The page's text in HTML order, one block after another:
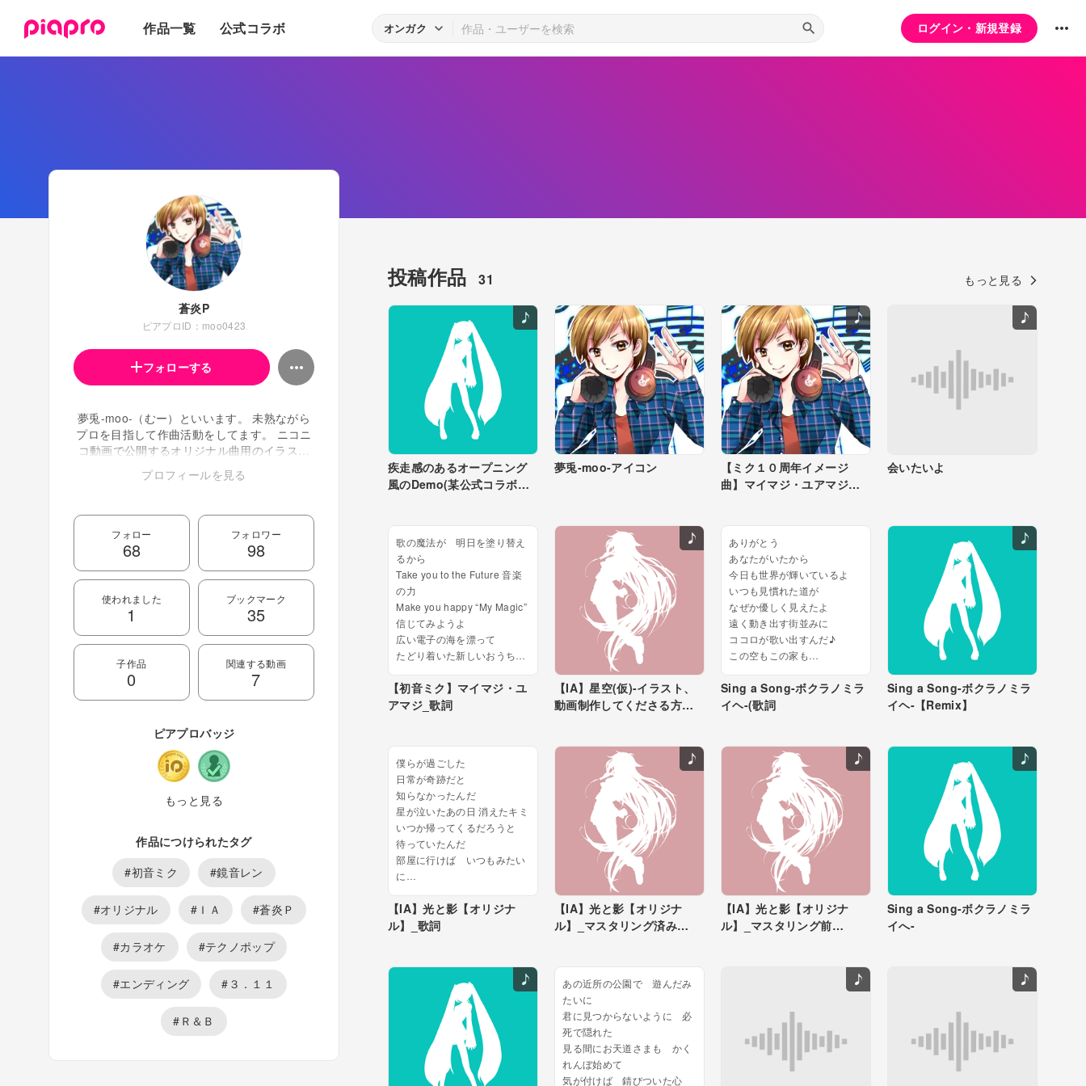
作品一覧
3Dモデル
公式コラボ オンガク ログイン・新規登録
蒼炎P
ピアプロID：moo0423
フォローする
夢兎-moo-（むー）といいます。 未熟ながら
プロを目指して作曲活動をしてます。 ニコニ
コ動画で公開するオリジナル曲用のイラスト
を探してたりするのでよろしくお願いしま
す！ 共に活動をしてくれる絵師さん、動画師
というP名をいただきました！ありがとうござ
います！ ボカロ曲を中心に頑張っていくので
よろしくです( ＾ω＾) 作曲依頼は基本的に有
償のみとさせていただいております。ご相談
はお気軽にどうぞ！ ご連絡はメッセージ、
Twitter、またはメールにてどうぞ。 メール；
moosician0423☆gmail.com(星を＠にかえて
ください） マイリスト：
http://www.nicovideo.jp/mylist/14675792
Twitter:http://twitter.com/dtm_moosician な
お、音楽について簡単なことなら多少教えら
れます。 ちゃんとしたやり取りをされる方は
spider0423です。 一言ピアプロからとお書き
添えの上、用件をよろしくお願いいたしま
す。
プロフィールを見る
フォロー
68
フォロワー
98
使われました
1
ブックマーク
35
子作品
0
関連する動画
7
ピアプロバッジ
もっと見る
作品につけられたタグ
#初音ミク
#鏡音レン
#オリジナル #ＩＡ #蒼炎Ｐ
#カラオケ #テクノポップ
#エンディング #３．１１
#Ｒ＆Ｂ
投稿作品 31 もっと見る
疾走感のあるオープニング
風のDemo(某公式コラボの
夢兎-moo-アイコン
【ミク１０周年イメージ
曲】マイマジ・ユアマジ
会いたいよ
歌の魔法が 明日を塗り替え
るから
Take you to the Future 音楽
の力
Make you happy “My Magic”
信じてみようよ
広い電子の海を漂って
たどり着いた新しいおうち
ジオ）
いつか あっという間に時間
【初音ミク】マイマジ・ユ
アマジ_歌詞
【IA】星空(仮)-イラスト、
動画制作してくださる方ゆ
ありがとう
あなたがいたから
今日も世界が輝いているよ
いつも見慣れた道が
なぜか優しく見えたよ
遠く動き出す街並みに
ココロが歌い出すんだ♪
この空もこの家も
みんなの支えで...
Sing a Song-ボクラノミラ
イヘ-(歌詞
Sing a Song-ボクラノミラ
イヘ-【Remix】
僕らが過ごした
日常が奇跡だと
知らなかったんだ
星が泣いたあの日 消えたキミ
いつか帰ってくるだろうと
待っていたんだ
部屋に行けば いつもみたい
に
キミがいるような
逢いたいよ...
【IA】光と影【オリジナ
ル】_歌詞
【IA】光と影【オリジナ
ル】_マスタリング済み
【IA】光と影【オリジナ
ル】_マスタリング前
Sing a Song-ボクラノミラ
イへ-
あの近所の公園で 遊んだみ
たいに
君に見つからないように 必
死で隠れた
見る間にお天道さまも かく
れんぼ始めて
気が付けば 錆びついた心